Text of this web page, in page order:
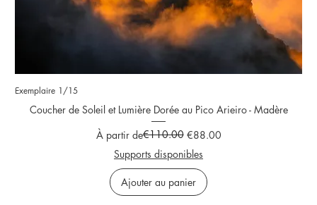
Exemplaire 1/15
Coucher de Soleil et Lumière Dorée au Pico Arieiro - Madère
À partir de
Prix original€110.00 €88.00
Prix promotionnel
Supports disponibles
Ajouter au panier